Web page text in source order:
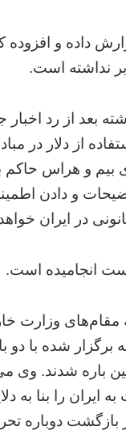
داده و
نداشته است.
بعد از رد اخبار
از دلار در
بیم و هراس حاکم
و دادن
در ایران
انجامیده است.
مقام‌های وزارت
که روزهای 3 و 4 ماه مه
باره شدند. وی
را بنا به
دوباره